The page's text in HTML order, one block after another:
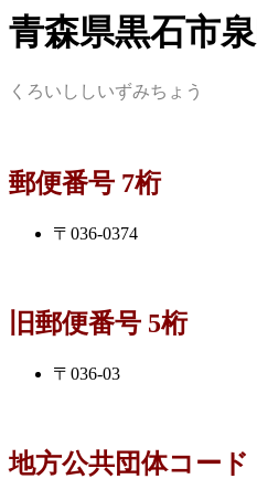
青森県黒石市
くろいししいずみちょう
郵便番号 7桁
〒036-0374
旧郵便番号 5桁
〒036-03
地方公共団体コード